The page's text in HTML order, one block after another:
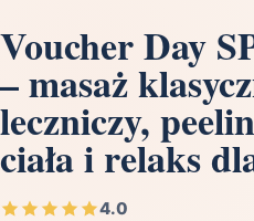
Voucher Day
– masaż
leczniczy,
ciała i relaks
4.0